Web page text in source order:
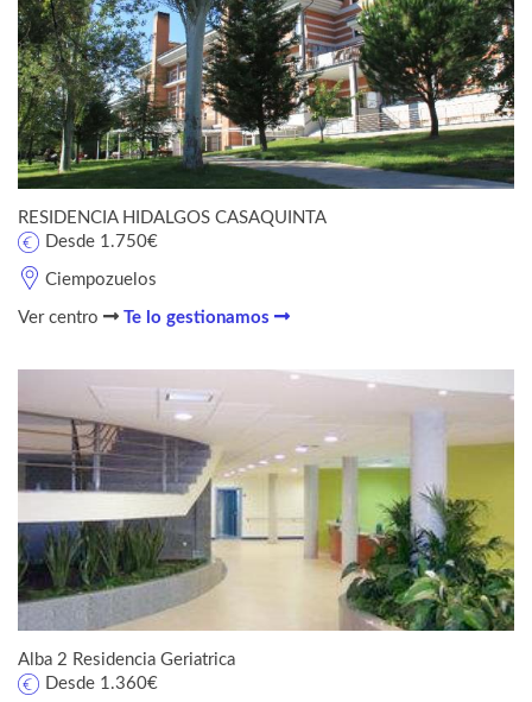
RESIDENCIA HIDALGOS CASAQUINTA
Ciempozuelos
Desde 1.750€
Ver centro Te lo gestionamos
Alba 2 Residencia Geriatrica
Desde 1.360€